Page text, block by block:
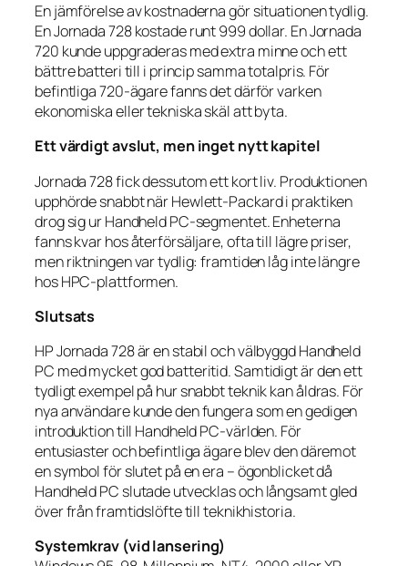
En jämförelse av kostnaderna gör situationen tydlig.
En Jornada 728 kostade runt 999 dollar. En Jornada
720 kunde uppgraderas med extra minne och ett
bättre batteri till i princip samma totalpris. För
befintliga 720-ägare fanns det därför varken
ekonomiska eller tekniska skäl att byta.
Ett värdigt avslut, men inget nytt kapitel
Jornada 728 fick dessutom ett kort liv. Produktionen
upphörde snabbt när Hewlett-Packard i praktiken
drog sig ur Handheld PC-segmentet. Enheterna
fanns kvar hos återförsäljare, ofta till lägre priser,
men riktningen var tydlig: framtiden låg inte längre
hos HPC-plattformen.
Slutsats
HP Jornada 728 är en stabil och välbyggd Handheld
PC med mycket god batteritid. Samtidigt är den ett
tydligt exempel på hur snabbt teknik kan åldras. För
nya användare kunde den fungera som en gedigen
introduktion till Handheld PC-världen. För
entusiaster och befintliga ägare blev den däremot
en symbol för slutet på en era – ögonblicket då
Handheld PC slutade utvecklas och långsamt gled
över från framtidslöfte till teknikhistoria.
Systemkrav (vid lansering)